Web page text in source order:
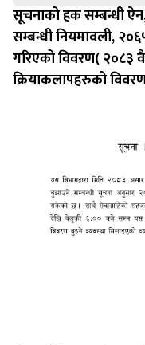
सूचनाको हक सम्बन्धी
सम्बन्धी नियमावली,
गरिएको विवरण( २०८३
क्रियाकलापहरुको